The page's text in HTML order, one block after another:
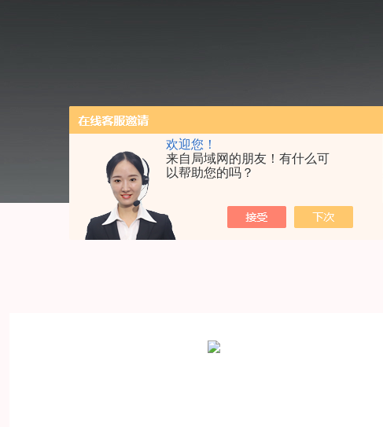
欢迎您！
来自局域网的朋友！有什么可
以帮助您的吗？